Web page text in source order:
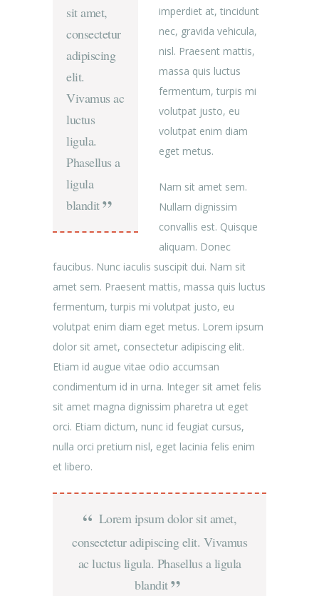
sit amet,
consectetur
adipiscing
elit.
Vivamus ac
luctus
ligula.
Phasellus a
ligula
blandit
imperdiet at, tincidunt
nec, gravida vehicula,
nisl. Praesent mattis,
massa quis luctus
fermentum, turpis mi
volutpat justo, eu
volutpat enim diam
eget metus.
Nam sit amet sem.
Nullam dignissim
convallis est. Quisque
aliquam. Donec
faucibus. Nunc iaculis suscipit dui. Nam sit
amet sem. Praesent mattis, massa quis luctus
fermentum, turpis mi volutpat justo, eu
volutpat enim diam eget metus. Lorem ipsum
dolor sit amet, consectetur adipiscing elit.
Etiam id augue vitae odio accumsan
condimentum id in urna. Integer sit amet felis
sit amet magna dignissim pharetra ut eget
orci. Etiam dictum, nunc id feugiat cursus,
nulla orci pretium nisl, eget lacinia felis enim
et libero.
Lorem ipsum dolor sit amet,
consectetur adipiscing elit. Vivamus
ac luctus ligula. Phasellus a ligula
blandit